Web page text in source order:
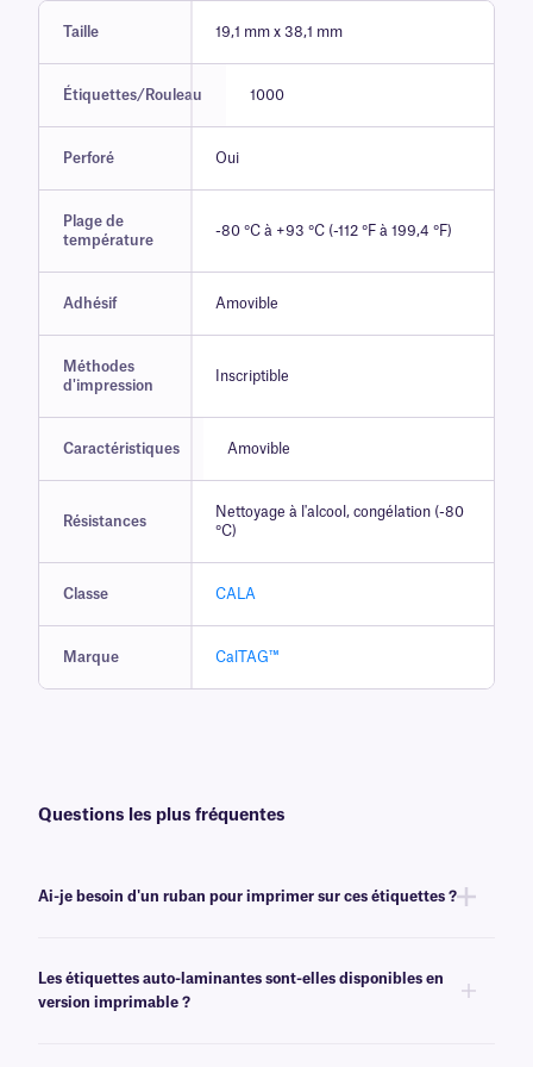
Taille 19,1 mm x 38,1 mm
Étiquettes/Rouleau 1000
Perforé Oui
Plage de
température
-80 °C à +93 °C (-112 °F à 199,4 °F)
Adhésif Amovible
Méthodes
d'impression
Inscriptible
Caractéristiques Amovible
Résistances
Nettoyage à l'alcool, congélation (-80
°C)
Classe CALA
Marque CalTAG™
Questions les plus fréquentes
Ai-je besoin d'un ruban pour imprimer sur ces étiquettes ?
Les étiquettes auto-laminantes sont-elles disponibles en
version imprimable ?